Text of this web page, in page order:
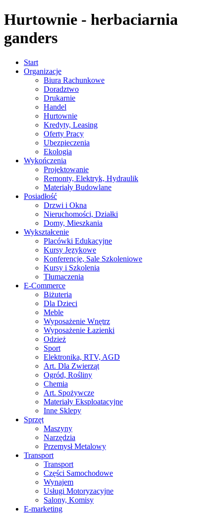
Hurtownie - herbaciarnia
ganders
Start
Organizacje
Biura Rachunkowe
Doradztwo
Drukarnie
Handel
Hurtownie
Kredyty, Leasing
Oferty Pracy
Ubezpieczenia
Ekologia
Wykończenia
Projektowanie
Remonty, Elektryk, Hydraulik
Materiały Budowlane
Posiadłość
Drzwi i Okna
Nieruchomości, Działki
Domy, Mieszkania
Wykształcenie
Placówki Edukacyjne
Kursy Językowe
Konferencje, Sale Szkoleniowe
Kursy i Szkolenia
Tłumaczenia
E-Commerce
Biżuteria
Dla Dzieci
Meble
Wyposażenie Wnętrz
Wyposażenie Łazienki
Odzież
Sport
Elektronika, RTV, AGD
Art. Dla Zwierząt
Ogród, Rośliny
Chemia
Art. Spożywcze
Materiały Eksploatacyjne
Inne Sklepy
Sprzęt
Maszyny
Narzędzia
Przemysł Metalowy
Transport
Transport
Części Samochodowe
Wynajem
Usługi Motoryzacyjne
Salony, Komisy
E-marketing